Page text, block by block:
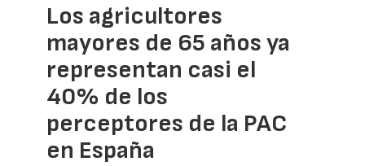
Los agricultores
mayores de 65 años ya
representan casi el
40% de los
perceptores de la PAC
en España